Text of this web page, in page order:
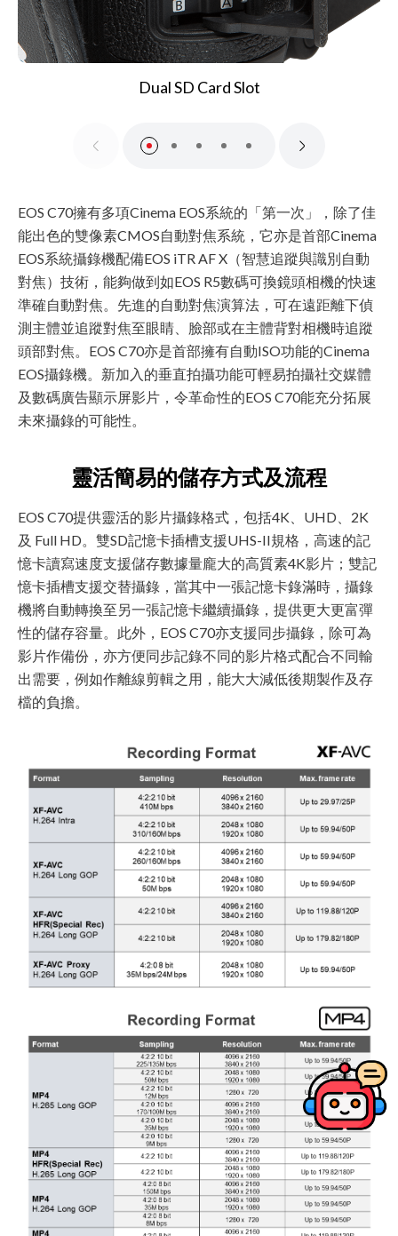
Dual SD Card Slot
EOS C70擁有多項Cinema EOS系統的「第一次」，除了佳
能出色的雙像素CMOS自動對焦系統，它亦是首部Cinema
EOS系統攝錄機配備EOS iTR AF X（智慧追蹤與識別自動
對焦）技術，能夠做到如EOS R5數碼可換鏡頭相機的快速
準確自動對焦。先進的自動對焦演算法，可在遠距離下偵
測主體並追蹤對焦至眼睛、臉部或在主體背對相機時追蹤
頭部對焦。EOS C70亦是首部擁有自動ISO功能的Cinema
EOS攝錄機。新加入的垂直拍攝功能可輕易拍攝社交媒體
及數碼廣告顯示屏影片，令革命性的EOS C70能充分拓展
未來攝錄的可能性。
靈活簡易的儲存方式及流程
EOS C70提供靈活的影片攝錄格式，包括4K、UHD、2K
及 Full HD。雙SD記憶卡插槽支援UHS-II規格，高速的記
憶卡讀寫速度支援儲存數據量龐大的高質素4K影片；雙記
憶卡插槽支援交替攝錄，當其中一張記憶卡錄滿時，攝錄
機將自動轉換至另一張記憶卡繼續攝錄，提供更大更富彈
性的儲存容量。此外，EOS C70亦支援同步攝錄，除可為
影片作備份，亦方便同步記錄不同的影片格式配合不同輸
出需要，例如作離線剪輯之用，能大大減低後期製作及存
檔的負擔。